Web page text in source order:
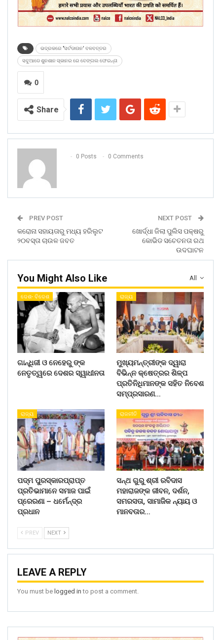
ଭଦ୍ରକରେ "ସର୍ଟଡାଉନ' ବଳବତ୍ତର
ସବୁଆଡେ ଶୁନଶାନ ସ୍କାନର ରେ ବେଙ୍ଗଲ ଫେରନ୍ତା
0
Share
0 Posts 0 Comments
PREV POST
କରୋନା ସହାୟତାରୁ ମଧ୍ୟ ହରିଲୁଟ
୨୦ବସ୍ତା ଚାଉଳ ଜବତ
NEXT POST
ଖୋର୍ଦ୍ଧା ଜିଲା ପୁଲିସ ପକ୍ଷରୁ
କୋଭିଡ ସଚେତନତା ରଥ
ଉଦଘାଟନ
All
You Might Also Like
ଦେଶ- ବିଦେଶ
ଗାନ୍ଧିଜୀ ଓ ନେହେରୁ ଙ୍କ
ନେତୃତ୍ୱରେ ଦେଶର ସ୍ୱାଧୀନତା
ରାଜ୍ୟ
ମୁଖ୍ୟମନ୍ତ୍ରୀଙ୍କ ଦ୍ୱାରା
ବିଭିନ୍ନ କ୍ଷେତ୍ରର ଶିଳ୍ପ
ପ୍ରତିନିଧିମାନଙ୍କ ସହିତ ନିବେଶ
ସମ୍ପ୍ରସାରଣ…
ରାଜ୍ୟ
ପଦ୍ମ ପୁରସ୍କାରପ୍ରାପ୍ତ
ପ୍ରତିଭାମାନେ ସମାଜ ପାଇଁ
ପ୍ରେରଣା – ଧର୍ମେନ୍ଦ୍ର
ପ୍ରଧାନ
ରାଜନୀତି
ସନ୍ଥ ଗୁରୁ ଶ୍ରୀ ରବିଦାସ
ମହାରାଜଙ୍କ ଜୀବନ, ଦର୍ଶନ,
ସମରସତା, ସାମାଜିକ ନ୍ୟାୟ ଓ
ମାନବତାର…
PREV NEXT
LEAVE A REPLY
You must be logged in to post a comment.